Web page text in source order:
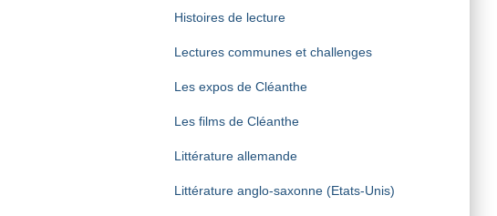
Histoires de lecture
Lectures communes et challenges
Les expos de Cléanthe
Les films de Cléanthe
Littérature allemande
Littérature anglo-saxonne (Etats-Unis)